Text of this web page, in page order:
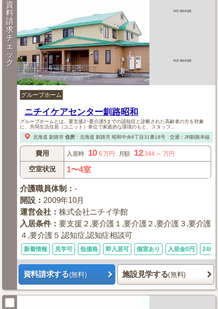
資
料
請
求
チ
ェ
ッ
ク
グループホーム
ニチイケアセンター釧路昭和
グループホームとは、要支援2~要介護5までの認知症と診断された高齢者の方を対象
に、共同生活住居（ユニット）単位で家庭的な環境のもと、スタッフ...
北海道 釧路市 住所： 北海道 釧路市昭和中央6丁目31番18号 交通：JR釧路本線
費用 入居時 10.6 万円 月額 12.344～ 万円
空室状況 1〜4室
介護職員体制 ：-
開設 ： 2009年10月
運営会社 ：株式会社ニチイ学館
入居条件：要支援２,要介護１,要介護２,要介護３,要介護
４,要介護５,認知症,認知症相談可
新着情報 見学可 低価格 即入居可 個室あり 入居金0円 24h
資料請求する(無料) 施設見学する(無料)